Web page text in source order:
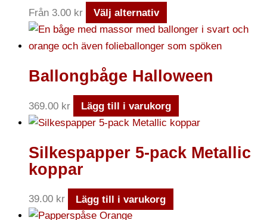
Från 3.00 kr Välj alternativ
Ballongbåge Halloween
369.00 kr Lägg till i varukorg
Silkespapper 5-pack Metallic
koppar
39.00 kr Lägg till i varukorg